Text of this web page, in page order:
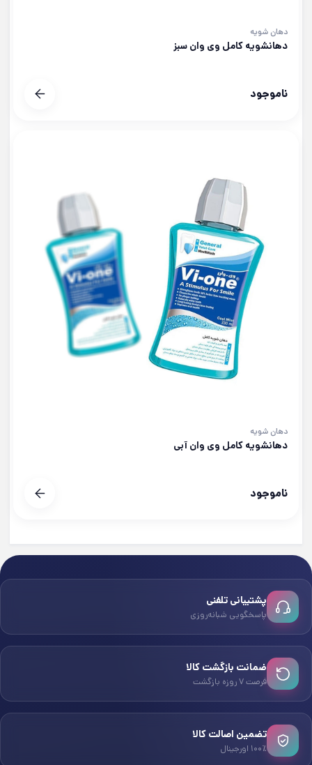
دهان شویه
دهانشویه کامل وی وان سبز
ناموجود
دهان شویه
دهانشویه کامل وی وان آبی
ناموجود
پشتیبانی تلفنی
پاسخگویی شبانه‌روزی
ضمانت بازگشت کالا
فرصت ۷ روزه بازگشت
تضمین اصالت کالا
۱۰۰٪ اورجینال